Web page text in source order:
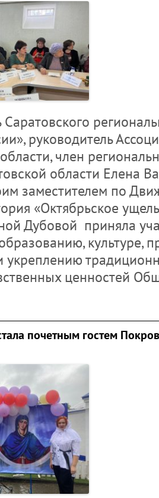
Саратовского
руководитель
член
области Елена
заместителем по
«Октябрьское
Дубовой приняла
культуре,
укреплению
ценностей
почетным гостем